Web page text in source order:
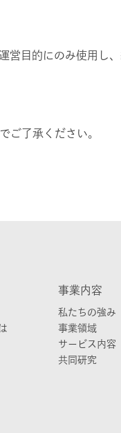
目的にのみ使用し
ご了承ください。
事業内容
私たちの強み
事業領域
サービス内容
共同研究